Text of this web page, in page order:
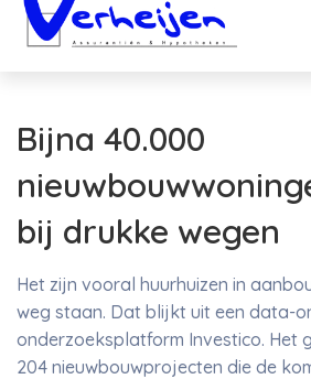
Bijna 40.000
bij drukke wegen
Het zijn vooral huurhuizen in
weg staan. Dat blijkt uit een data-
onderzoeksplatform Investico. Het
204 nieuwbouwprojecten die de